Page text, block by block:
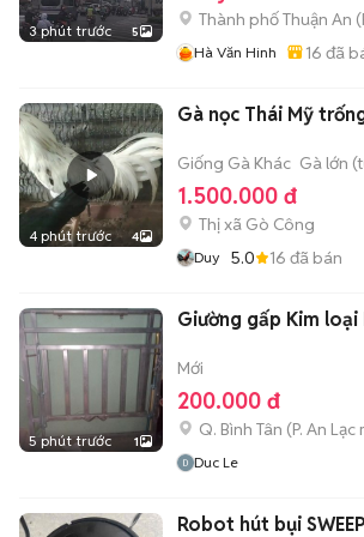
3 phút trước 5
Thành phố Thuận An (
Hà Văn Hinh 16 đã
4 phút trước 4
Gà nọc Thái Mỹ
Giống Gà Khác Gà lớn
1.500.000 đ
Thị xã Gò Công
Duy 5.0 16 đã bán
5 phút trước 1
Giường gấp Kim loại
Mới
200.000 đ
Q. Bình Tân (P. An Lạc
Duc Le
Robot hút bụi